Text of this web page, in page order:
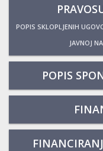
POPIS SKLOPLJENIH
JAVNOJ
POPIS